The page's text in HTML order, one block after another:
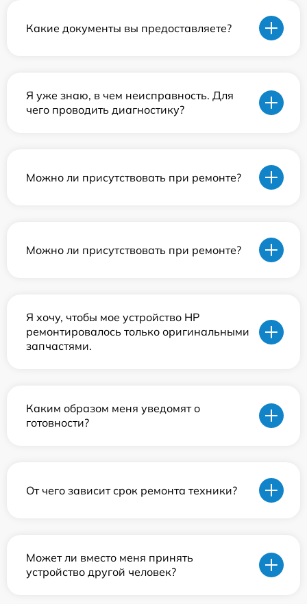
Какие документы вы предоставляете?
Я уже знаю, в чем неисправность. Для
чего проводить диагностику?
Можно ли присутствовать при ремонте?
Можно ли присутствовать при ремонте?
Я хочу, чтобы мое устройство HP
ремонтировалось только оригинальными
запчастями.
Каким образом меня уведомят о
готовности?
От чего зависит срок ремонта техники?
Может ли вместо меня принять
устройство другой человек?